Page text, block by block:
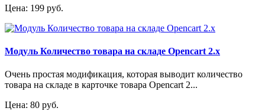
Цена: 199 руб.
Модуль Количество товара на складе Opencart 2.x
Очень простая модификация, которая выводит количество
товара на складе в карточке товара Opencart 2...
Цена: 80 руб.